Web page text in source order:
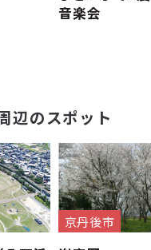
音楽会
辺のスポット
京丹後市